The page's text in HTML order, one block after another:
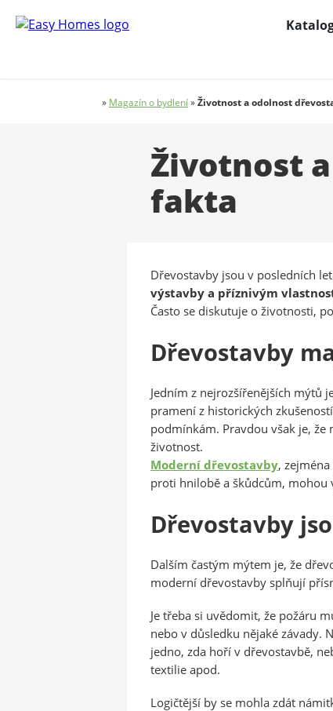
» Magazín o bydlení»Životnost a odolnost
Životnost
fakta
Dřevostavby jsou v posledních
výstavby a příznivým
Často se diskutuje o životnosti,
Dřevostavby
Jedním z nejrozšířenějších mýtů
pramení z historických
podmínkám. Pravdou však je,
životnost.
Moderní dřevostavby,
proti hnilobě a škůdcům, mohou
Dřevostavby
Dalším častým mýtem je, že
moderní dřevostavby splňují
Je třeba si uvědomit, že požáru
nebo v důsledku nějaké závady.
jedno, zda hoří v dřevostavbě,
textilie apod.
Logičtější by se mohla zdát